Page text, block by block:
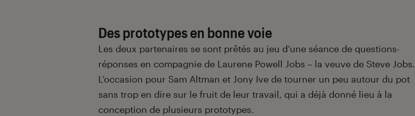
Des prototypes en bonne voie
Les deux partenaires se sont prêtés au jeu d’une séance de questions-
réponses en compagnie de Laurene Powell Jobs – la veuve de Steve Jobs.
L’occasion pour Sam Altman et Jony Ive de tourner un peu autour du pot
sans trop en dire sur le fruit de leur travail, qui a déjà donné lieu à la
conception de plusieurs prototypes.